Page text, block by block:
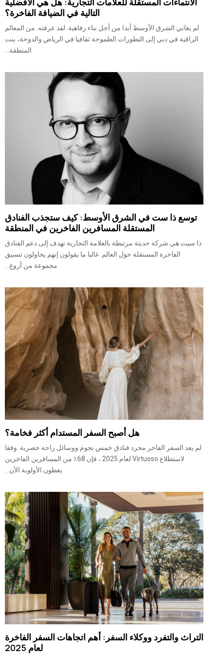
التالية في الضيافة الفاخرة؟
لم يعاني الشرق الأوسط أبدا من أجل بناء رفاهية. لقد عرفته. من المعالم
الراقية في دبي إلى التطورات الطموحة ثقافيا في الرياض والدوحة، بنت
المنطقة...
توسع ذا ست في الشرق الأوسط: كيف ستجذب الفنادق
المستقلة المسافرين الفاخرين في المنطقة
ذا سيت هي شركة حديثة مرتبطة بالعلامة التجارية تهدف إلى دعم الفنادق
الفاخرة المستقلة حول العالم. غالبا ما يقولون إنهم يحاولون تنسيق
مجموعة من أروع...
هل أصبح السفر المستدام أكثر فخامة؟
لم يعد السفر الفاخر مجرد فنادق خمس نجوم ووسائل راحة حصرية. وفقا
لاستطلاع Virtuoso لعام 2025 ، فإن 68٪ من المسافرين الفاخرين
يعطون الأولوية الآن...
التراث والتفرد ووكلاء السفر: أهم اتجاهات السفر الفاخرة
لعام 2025